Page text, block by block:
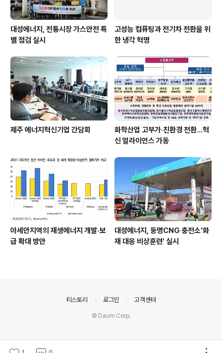
대성에너지, 전통시장 가스안전 특
별 점검 실시
고성능 컴퓨팅과 전기차 전환을 위
한 냉각 혁명
제주 에너지혁신기업 간담회
화학산업 고부가‧친환경 전환…혁
신 얼라이언스 가동
아세안지역의 재생에너지 개발·보
급 확대 방안
대성에너지, 동명CNG 충전소‘화
재 대응 비상훈련’ 실시
티스토리 로그인 고객센터
© Daum Corp.